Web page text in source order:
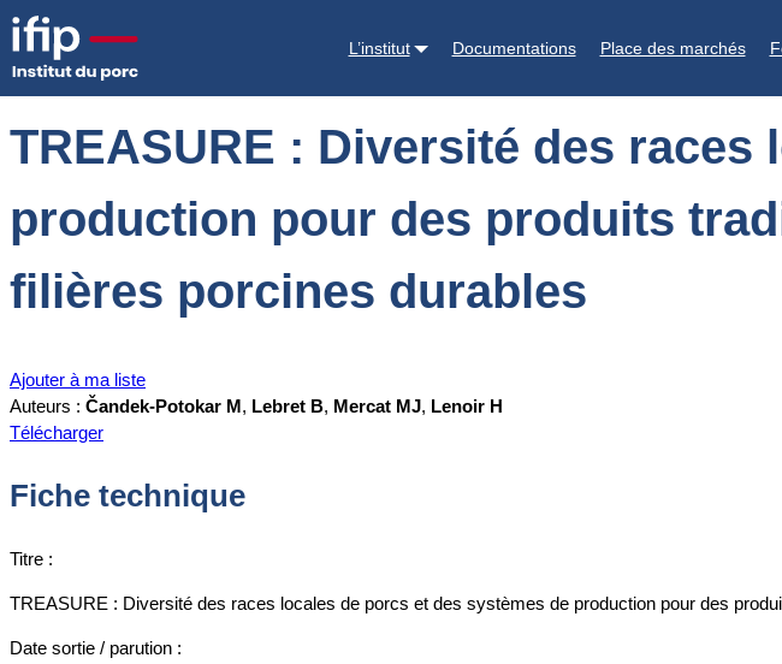
L’institut Documentations Place des marchés
Accueil Documentations TREASURE : Diversité des races locales de porcs et des systèmes de
TREASURE : Diversité des
production pour des produits
filières porcines durables
Ajouter à ma liste
Auteurs : Čandek-Potokar M, Lebret B, Mercat MJ, Lenoir H
Télécharger
Fiche technique
Titre :
TREASURE : Diversité des races locales de porcs et des systèmes de production pour des
Date sortie / parution :